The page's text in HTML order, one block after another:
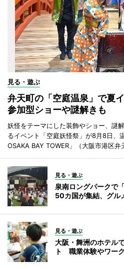
見る・遊ぶ
弁天町の「空庭温泉」で夏
参加型ショーや謎解きも
妖怪をテーマにした装飾やショー、謎
るイベント「空庭妖怪祭」が8月8日、
OSAKA BAY TOWER」（大阪市港区弁
見る・遊ぶ
泉南ロングパークで
50カ国が集結、グル
見る・遊ぶ
大阪・舞洲のホテル
ト 職業体験やワー